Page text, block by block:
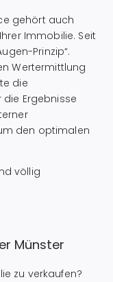
gehört auch
Immobilie. Seit
Prinzip“.
Wertermittlung
die
Ergebnisse
den optimalen
völlig
Münster
zu verkaufen?